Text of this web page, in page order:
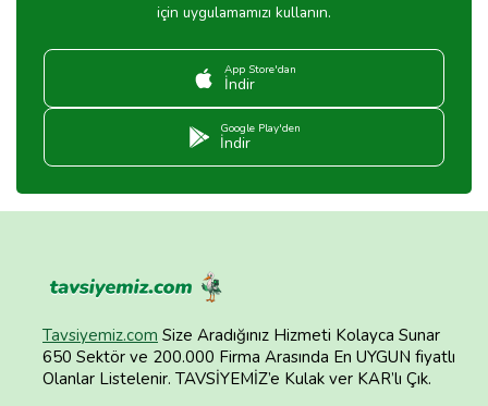
için uygulamamızı kullanın.
App Store'dan
İndir
Google Play'den
İndir
Tavsiyemiz.com Size Aradığınız Hizmeti Kolayca Sunar
650 Sektör ve 200.000 Firma Arasında En UYGUN fiyatlı
Olanlar Listelenir. TAVSİYEMİZ’e Kulak ver KAR’lı Çık.